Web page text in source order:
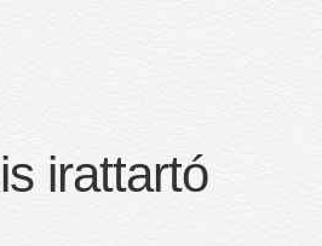
irattartó